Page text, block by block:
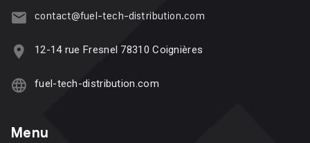
contact@fuel-tech-distribution.com
12-14 rue Fresnel 78310 Coignières
fuel-tech-distribution.com
Menu